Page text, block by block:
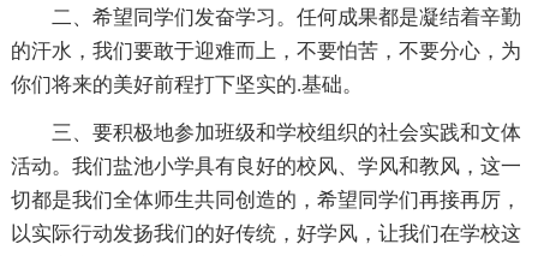
二、希望同学们发奋学习。任何成果都是凝结着辛勤
的汗水，我们要敢于迎难而上，不要怕苦，不要分心，为
你们将来的美好前程打下坚实的.基础。
三、要积极地参加班级和学校组织的社会实践和文体
活动。我们盐池小学具有良好的校风、学风和教风，这一
切都是我们全体师生共同创造的，希望同学们再接再厉，
以实际行动发扬我们的好传统，好学风，让我们在学校这